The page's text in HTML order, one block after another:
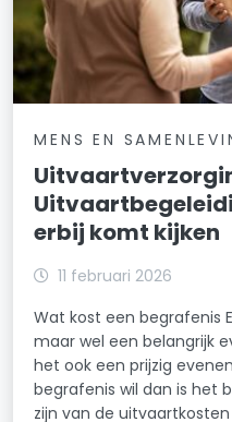
MENS EN
erbij komt kijken
11 februari 2026
Wat kost een begrafenis
maar wel een belangrijk
het ook een prijzig
begrafenis wil dan is het
zijn van de